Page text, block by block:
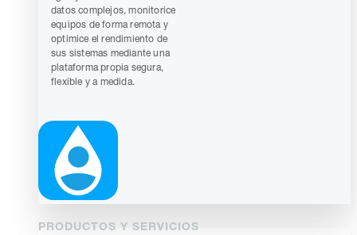
datos complejos, monitorice
equipos de forma remota y
optimice el rendimiento de
sus sistemas mediante una
plataforma propia segura,
flexible y a medida.
PRODUCTOS Y SERVICIOS